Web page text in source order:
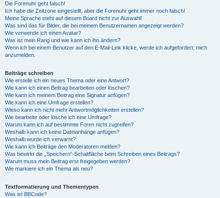
Die Forenuhr geht falsch!
Ich habe die Zeitzone eingestellt, aber die Forenuhr geht immer noch falsch!
Meine Sprache steht auf diesem Board nicht zur Auswahl!
Was sind das für Bilder, die bei meinem Benutzernamen angezeigt werden?
Wie verwende ich einen Avatar?
Was ist mein Rang und wie kann ich ihn ändern?
Wenn ich bei einem Benutzer auf den E-Mail-Link klicke, werde ich aufgefordert, mich
anzumelden.
Beiträge schreiben
Wie erstelle ich ein neues Thema oder eine Antwort?
Wie kann ich einen Beitrag bearbeiten oder löschen?
Wie kann ich meinem Beitrag eine Signatur anfügen?
Wie kann ich eine Umfrage erstellen?
Wieso kann ich nicht mehr Antwortmöglichkeiten erstellen?
Wie bearbeite oder lösche ich eine Umfrage?
Warum kann ich auf bestimmte Foren nicht zugreifen?
Weshalb kann ich keine Dateianhänge anfügen?
Weshalb wurde ich verwarnt?
Wie kann ich Beiträge den Moderatoren melden?
Was bewirkt die „Speichern“-Schaltfläche beim Schreiben eines Beitrags?
Warum muss mein Beitrag erst freigegeben werden?
Wie markiere ich ein Thema als neu?
Textformatierung und Thementypen
Was ist BBCode?